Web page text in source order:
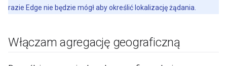
razie Edge nie będzie mógł aby określić lokalizację żądania.
Włączam agregację geograficzną